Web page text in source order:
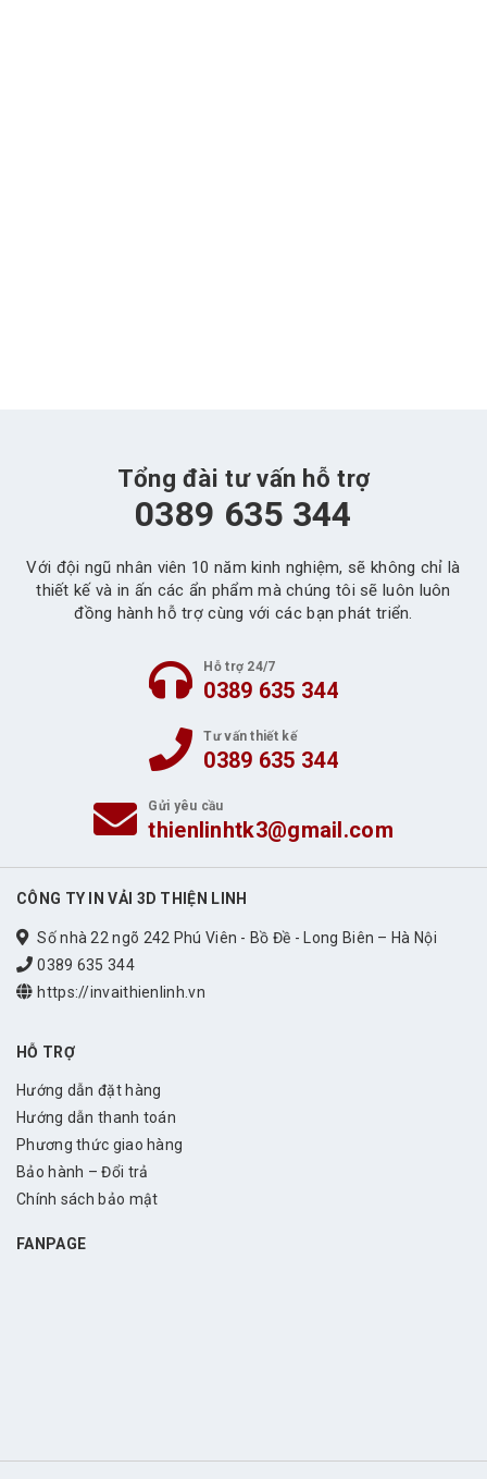
Tổng đài tư vấn hỗ trợ
0389 635 344
Với đội ngũ nhân viên 10 năm kinh nghiệm, sẽ không chỉ là
thiết kế và in ấn các ẩn phẩm mà chúng tôi sẽ luôn luôn
đồng hành hỗ trợ cùng với các bạn phát triển.
Hỗ trợ 24/7
0389 635 344
Tư vấn thiết kế
0389 635 344
Gửi yêu cầu
thienlinhtk3@gmail.com
CÔNG TY IN VẢI 3D THIỆN LINH
Số nhà 22 ngõ 242 Phú Viên - Bồ Đề - Long Biên – Hà Nội
0389 635 344
https://invaithienlinh.vn
HỖ TRỢ
Hướng dẫn đặt hàng
Hướng dẫn thanh toán
Phương thức giao hàng
Bảo hành – Đổi trả
Chính sách bảo mật
FANPAGE